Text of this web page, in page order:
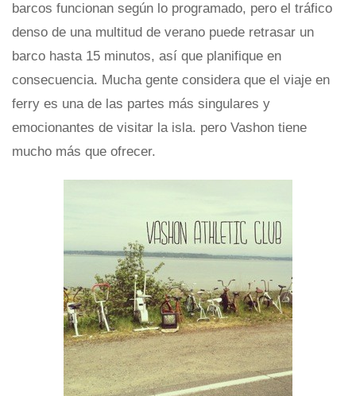
barcos funcionan según lo programado, pero el tráfico
denso de una multitud de verano puede retrasar un
barco hasta 15 minutos, así que planifique en
consecuencia. Mucha gente considera que el viaje en
ferry es una de las partes más singulares y
emocionantes de visitar la isla. pero Vashon tiene
mucho más que ofrecer.